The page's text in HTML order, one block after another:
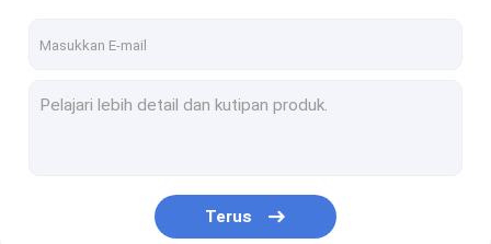
Lantai Western Electric Series
Serial Listrik miring
Terus